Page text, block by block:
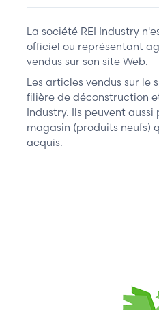
La société REI Industry
officiel ou représentant
vendus sur son site Web.
Les articles vendus sur le
filière de déconstruction
Industry. Ils peuvent aussi
magasin (produits neufs)
acquis.